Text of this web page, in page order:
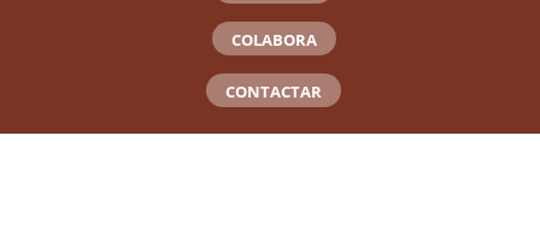
COLABORA
CONTACTAR